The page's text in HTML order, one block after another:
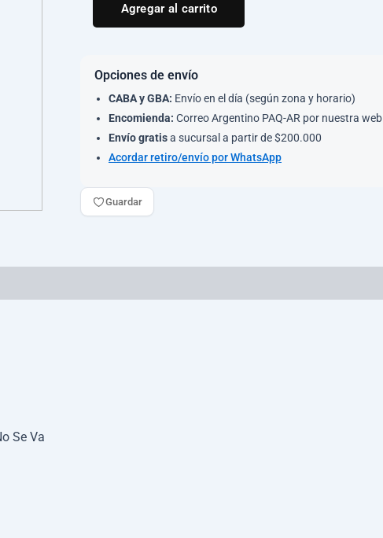
Agregar al carrito
Opciones de envío
CABA y GBA: Envío en el día (según zona y horario)
Encomienda: Correo Argentino PAQ-AR por nuestra web
Envío gratisa sucursal a partir de $200.000
Acordar retiro/envío por WhatsApp
Guardar
Se Va